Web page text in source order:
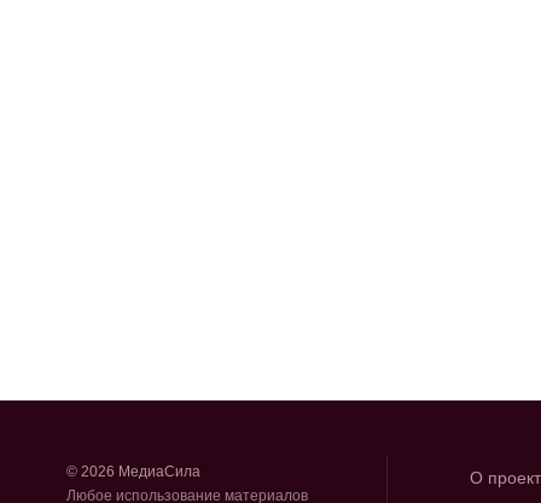
© 2026 МедиаСила
Любое использование материалов
О